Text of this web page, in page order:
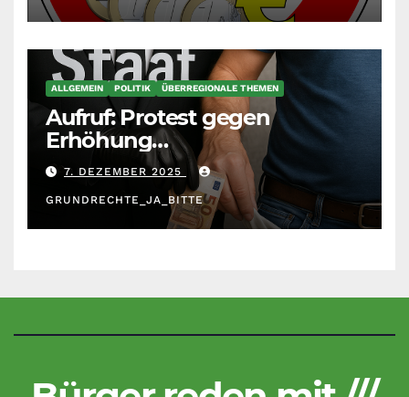
ALLGEMEIN POLITIK ÜBERREGIONALE THEMEN
Aufruf: Protest gegen
Erhöhung
Krankenkassenbeiträge
7. DEZEMBER 2025
GRUNDRECHTE_JA_BITTE